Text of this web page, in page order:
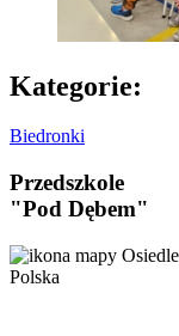
Kategorie:
Biedronki
Przedszkole
"Pod Dębem"
Polska